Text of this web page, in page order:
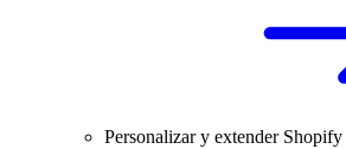
Personalizar y extender Shopify